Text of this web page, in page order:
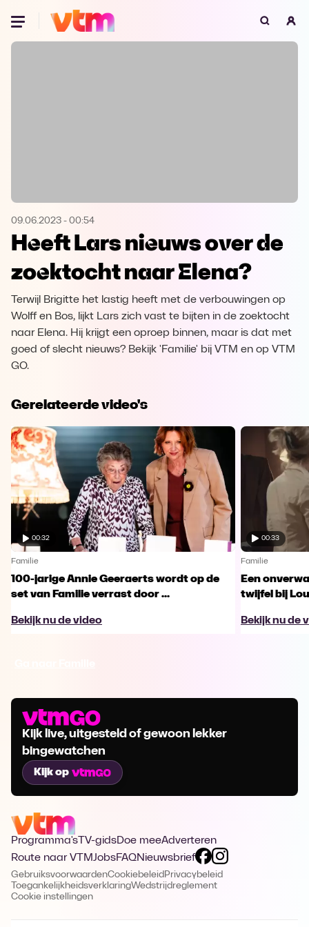
Oeps, browser niet ondersteund
Microsoft Edge Download
Opera Download
09.06.2023 - 00:54
Heeft Lars nieuws over de
zoektocht naar Elena?
Terwijl Brigitte het lastig heeft met de verbouwingen op
Wolff en Bos, lijkt Lars zich vast te bijten in de zoektocht
naar Elena. Hij krijgt een oproep binnen, maar is dat met
goed of slecht nieuws? Bekijk 'Familie' bij VTM en op VTM
GO.
Gerelateerde video's
00:32
Familie
100-jarige Annie Geeraerts wordt op de
set van Familie verrast door ...
Bekijk nu de video
00:33
Familie
Een
twijfel bij
Bekijk nu de
Kijk live, uitgesteld of gewoon lekker
bingewatchen
Kijk op
Programma's TV-gidsDoe meeAdverteren
Route naar VTMJobsFAQNieuwsbrief
GebruiksvoorwaardenCookiebeleid Privacybeleid
ToegankelijkheidsverklaringWedstrijdreglement
Cookie instellingen